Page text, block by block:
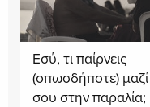
Εσύ, τι παίρνεις
(οπωσδήποτε) μαζί
σου στην παραλία;